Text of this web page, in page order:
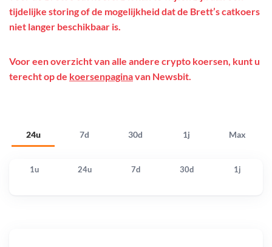
24u 7d 30d 1j Max
tijdelijke storing of de mogelijkheid dat de Brett’s catkoers
niet langer beschikbaar is.
Voor een overzicht van alle andere crypto koersen, kunt u
terecht op de koersenpaginavan Newsbit.
1u 24u 7d 30d 1j